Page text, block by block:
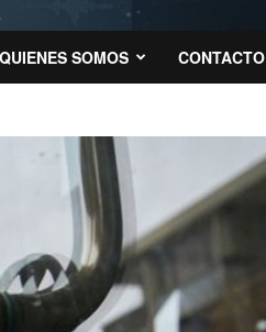
QUIENES SOMOS CONTACTO